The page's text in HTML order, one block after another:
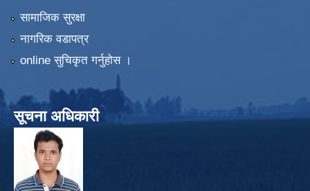
सामाजिक सुरक्षा
नागरिक वडापत्र
online सुचिकृत गर्नुहोस ।
सूचना अधिकारी